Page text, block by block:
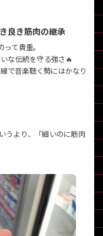
良き筋肉の継承
て貴重。
な伝統を守る強さ🔥
で音楽聴く勢にはかなり
うより、「細いのに筋肉